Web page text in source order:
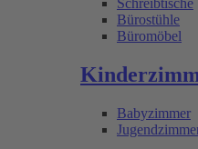
Bürostühle
Büromöbel
Babyzimmer